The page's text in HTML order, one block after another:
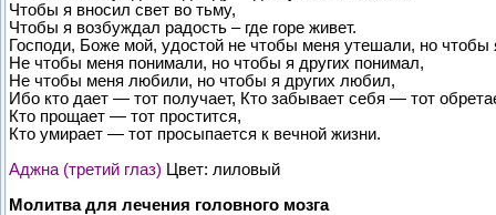
Чтобы я вносил свет во тьму,
Чтобы я возбуждал радость – где горе живет.
Господи, Боже мой, удостой не чтобы меня утешали, но чтобы
Не чтобы меня понимали, но чтобы я других понимал,
Не чтобы меня любили, но чтобы я других любил,
Ибо кто дает — тот получает, Кто забывает себя — тот
Кто прощает — тот простится,
Кто умирает — тот просыпается к вечной жизни.
Аджна (третий глаз) Цвет: лиловый
Молитва для лечения головного мозга